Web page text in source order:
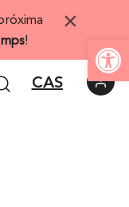
Abrir
!
×
CAS